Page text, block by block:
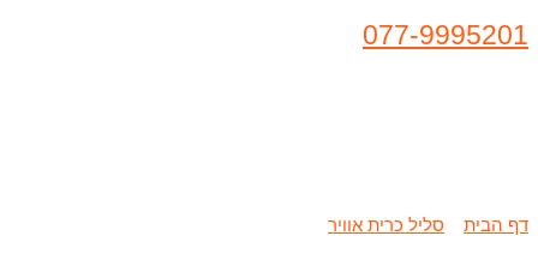
077-9995201
דף הבית סליל כרית אוויר